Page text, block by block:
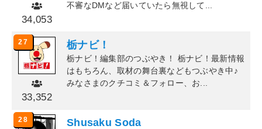
34,053
不審なDMなど届いていたら無視して...
27
33,352
栃ナビ！
栃ナビ！編集部のつぶやき！ 栃ナビ！最新情報
はもちろん、取材の舞台裏などもつぶやき中♪
みなさまのクチコミ＆フォロー、お...
28 Shusaku Soda